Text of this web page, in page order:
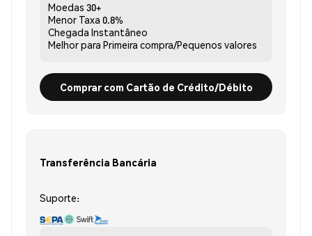
Moedas 30+
Menor Taxa 0.8%
Chegada Instantâneo
Melhor para Primeira compra/Pequenos valores
Comprar com Cartão de Crédito/Débito
Transferência Bancária
Suporte: